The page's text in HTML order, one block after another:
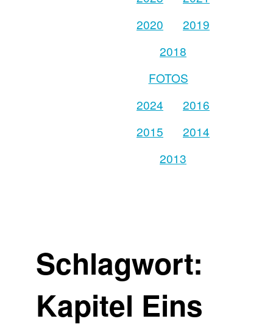
2020
2019
2018
FOTOS
2024
2016
2015
2014
2013
Schlagwort:
Kapitel Eins